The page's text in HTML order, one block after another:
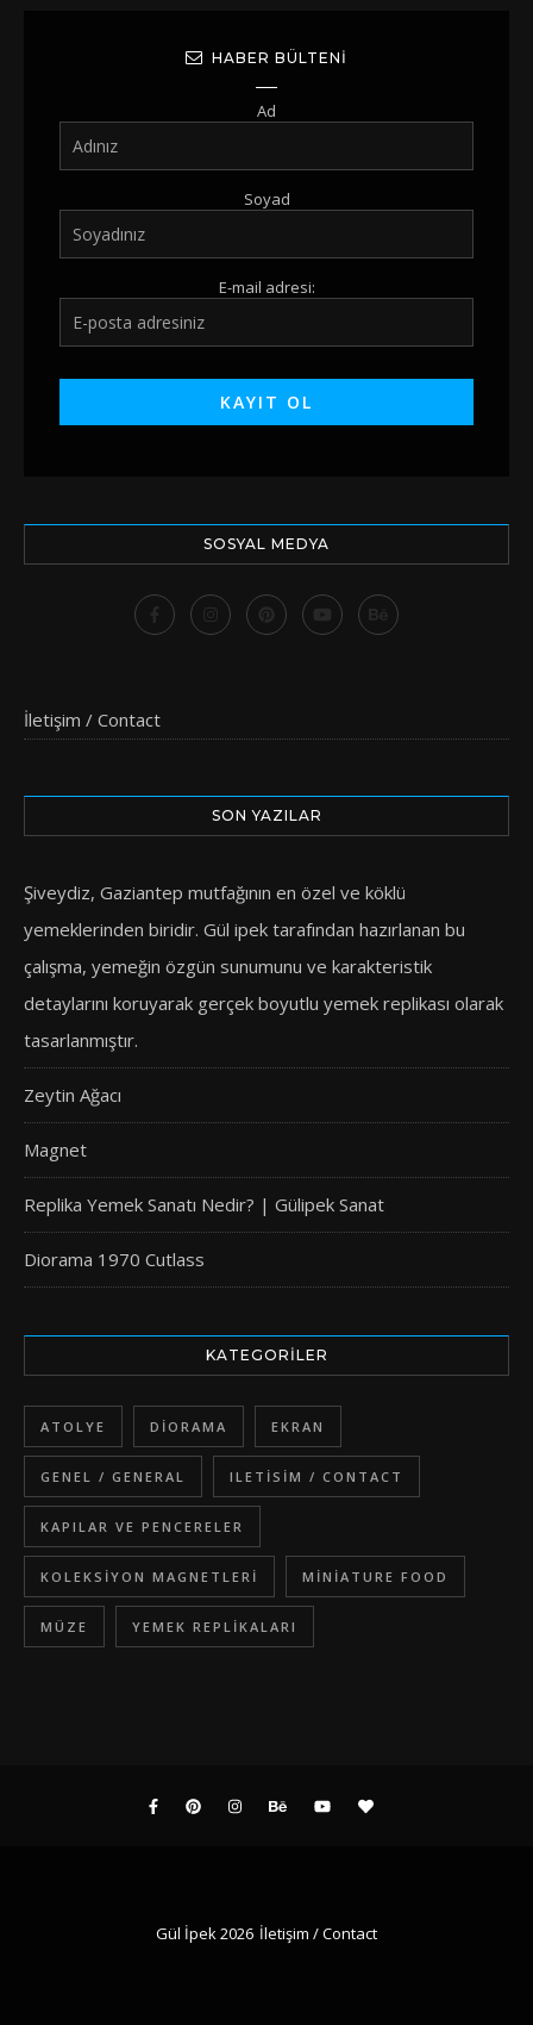
HABER BÜLTENI
Ad
Soyad
E-mail adresi:
SOSYAL MEDYA
İletişim / Contact
SON YAZILAR
Şiveydiz, Gaziantep mutfağının en özel ve köklü
yemeklerinden biridir. Gül ipek tarafından hazırlanan bu
çalışma, yemeğin özgün sunumunu ve karakteristik
detaylarını koruyarak gerçek boyutlu yemek replikası olarak
tasarlanmıştır.
Zeytin Ağacı
Magnet
Replika Yemek Sanatı Nedir? | Gülipek Sanat
Diorama 1970 Cutlass
KATEGORILER
ATOLYE DIORAMA EKRAN
GENEL / GENERAL ILETISIM / CONTACT
KAPILAR VE PENCERELER
KOLEKSIYON MAGNETLERI MINIATURE FOOD
MÜZE YEMEK REPLIKALARI
Gül İpek 2026 İletişim / Contact